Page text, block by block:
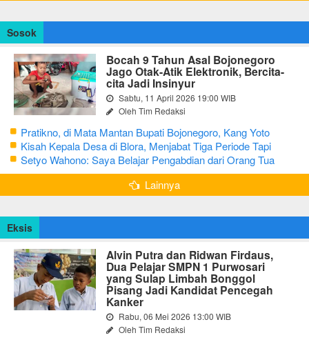
Sosok
Bocah 9 Tahun Asal Bojonegoro
Jago Otak-Atik Elektronik, Bercita-
cita Jadi Insinyur
Sabtu, 11 April 2026 19:00 WIB
Oleh Tim Redaksi
Pratikno, di Mata Mantan Bupati Bojonegoro, Kang Yoto
Kisah Kepala Desa di Blora, Menjabat Tiga Periode Tapi
Masih Hidup Sederhana
Setyo Wahono: Saya Belajar Pengabdian dari Orang Tua
Lainnya
Eksis
Alvin Putra dan Ridwan Firdaus,
Dua Pelajar SMPN 1 Purwosari
yang Sulap Limbah Bonggol
Pisang Jadi Kandidat Pencegah
Kanker
Rabu, 06 Mei 2026 13:00 WIB
Oleh Tim Redaksi